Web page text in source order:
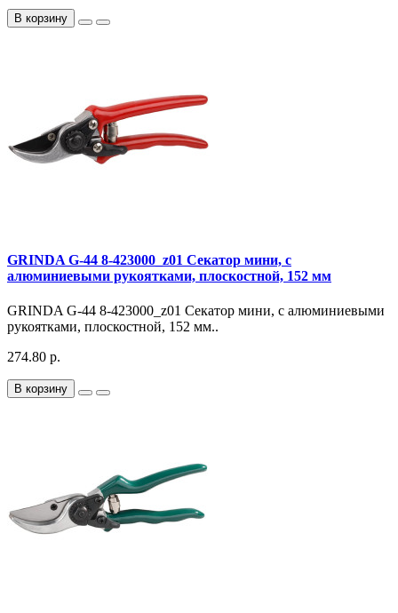
В корзину
GRINDA G-44 8-423000_z01 Секатор мини, с
алюминиевыми рукоятками, плоскостной, 152 мм
GRINDA G-44 8-423000_z01 Секатор мини, с алюминиевыми
рукоятками, плоскостной, 152 мм..
274.80 р.
В корзину